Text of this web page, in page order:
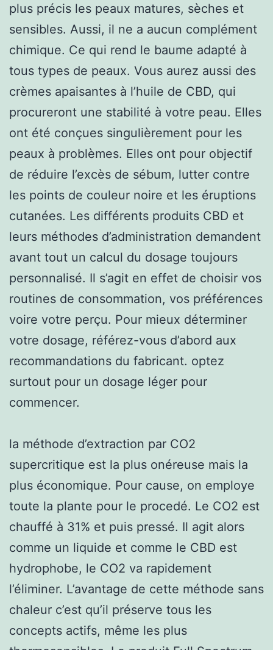
plus précis les peaux matures, sèches et
sensibles. Aussi, il ne a aucun complément
chimique. Ce qui rend le baume adapté à
tous types de peaux. Vous aurez aussi des
crèmes apaisantes à l’huile de CBD, qui
procureront une stabilité à votre peau. Elles
ont été conçues singulièrement pour les
peaux à problèmes. Elles ont pour objectif
de réduire l’excès de sébum, lutter contre
les points de couleur noire et les éruptions
cutanées. Les différents produits CBD et
leurs méthodes d’administration demandent
avant tout un calcul du dosage toujours
personnalisé. Il s’agit en effet de choisir vos
routines de consommation, vos préférences
voire votre perçu. Pour mieux déterminer
votre dosage, référez-vous d’abord aux
recommandations du fabricant. optez
surtout pour un dosage léger pour
commencer.
la méthode d’extraction par CO2
supercritique est la plus onéreuse mais la
plus économique. Pour cause, on employe
toute la plante pour le procedé. Le CO2 est
chauffé à 31% et puis pressé. Il agit alors
comme un liquide et comme le CBD est
hydrophobe, le CO2 va rapidement
l’éliminer. L’avantage de cette méthode sans
chaleur c’est qu’il préserve tous les
concepts actifs, même les plus